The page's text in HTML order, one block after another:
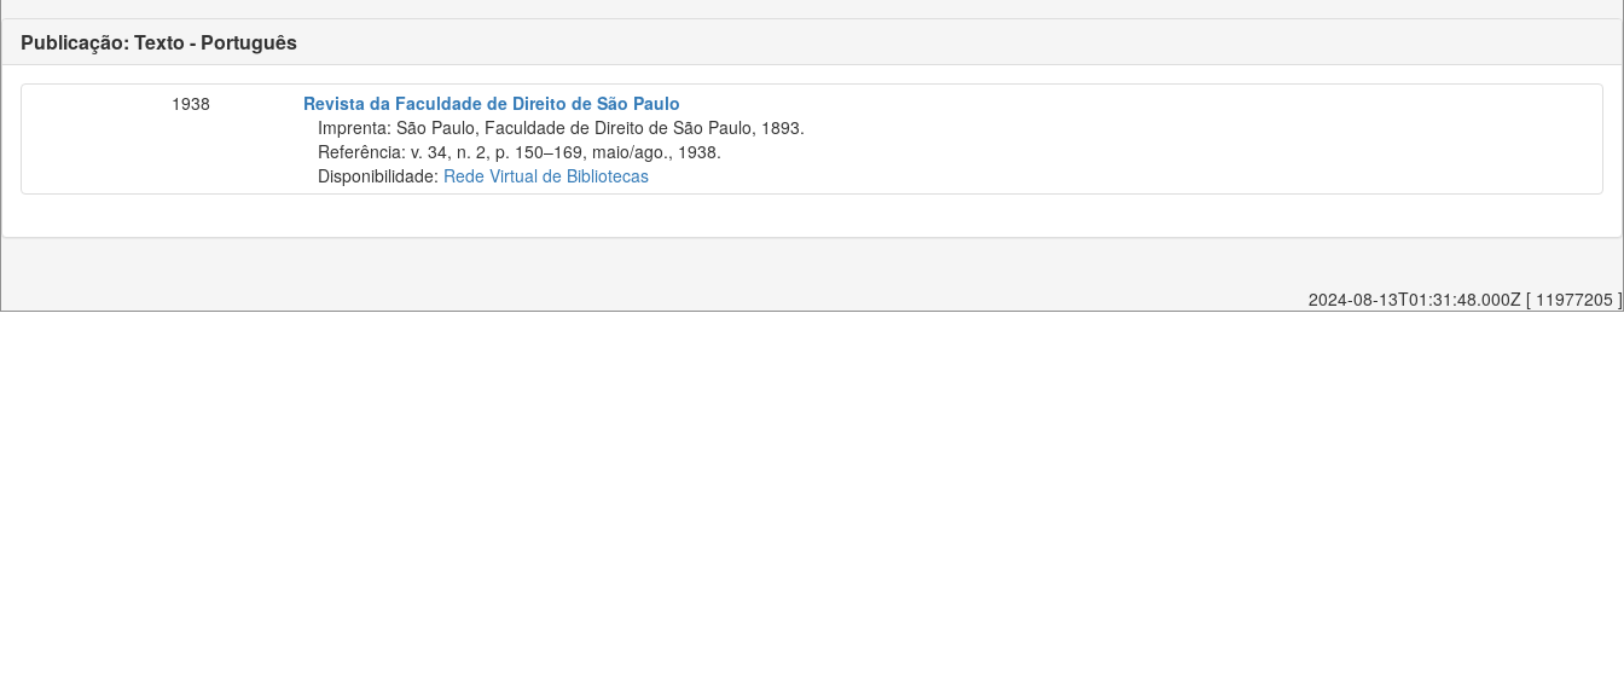
Publicação: Texto - Português
1938
Revista da Faculdade de Direito de São Paulo
Imprenta: São Paulo, Faculdade de Direito de São Paulo, 1893.
Referência: v. 34, n. 2, p. 150–169, maio/ago., 1938.
Disponibilidade: Rede Virtual de Bibliotecas
2024-08-13T01:31:48.000Z [ 11977205 ]